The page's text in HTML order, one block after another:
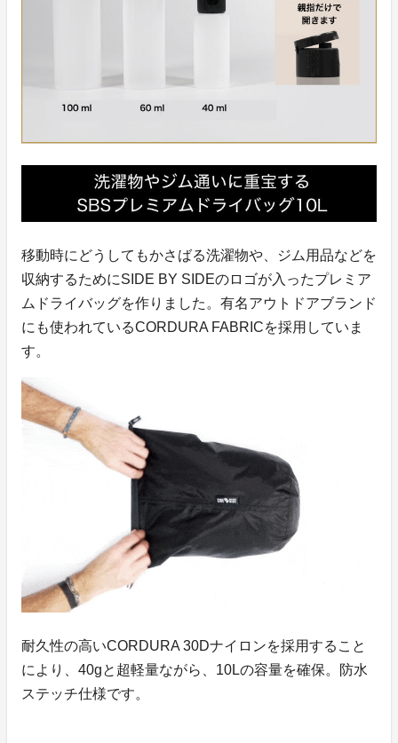
移動時にどうしてもかさばる洗濯物や、ジム用品などを
収納するためにSIDE BY SIDEのロゴが入ったプレミア
ムドライバッグを作りました。有名アウトドアブランド
にも使われているCORDURA FABRICを採用していま
す。
耐久性の高いCORDURA 30Dナイロンを採用すること
により、40gと超軽量ながら、10Lの容量を確保。防水
ステッチ仕様です。